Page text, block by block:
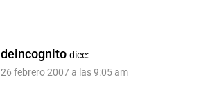
deincognito dice:
26 febrero 2007 a las 9:05 am